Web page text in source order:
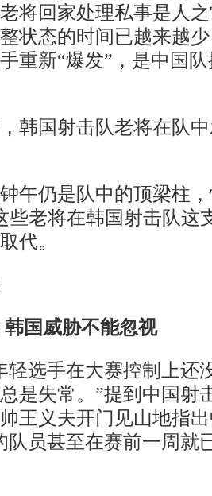
将回家处理私事是人
状态的时间已越来越
重新“爆发”，是中国
国射击队老将在队中
仍是队中的顶梁柱，
些老将在韩国射击队这
代。
国威胁不能忽视
选手在大赛控制上还
是失常。”提到中国射
帅王义夫开门见山地指
队员甚至在赛前一周就